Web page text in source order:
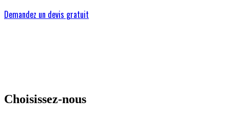
Demandez un devis gratuit
Choisissez-nous